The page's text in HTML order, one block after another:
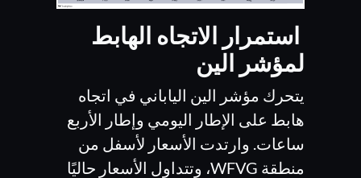
استمرار الاتجاه الهابط
لمؤشر الين
يتحرك مؤشر الين الياباني في اتجاه
هابط على الإطار اليومي وإطار الأربع
ساعات. وارتدت الأسعار لأسفل من
منطقة WFVG، وتتداول الأسعار حاليًا